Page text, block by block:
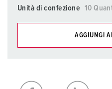
Unità di confezione
10
AGGIUNGI